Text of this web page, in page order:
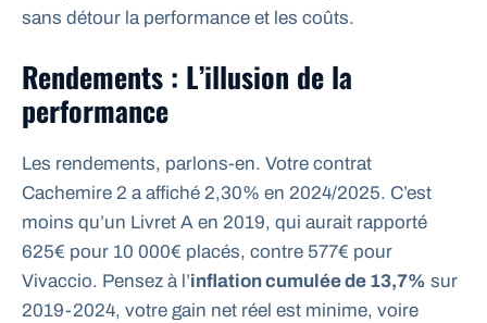
sans détour la performance et les coûts.
Rendements : L’illusion de la
performance
Les rendements, parlons-en. Votre contrat
Cachemire 2 a affiché 2,30% en 2024/2025. C’est
moins qu’un Livret A en 2019, qui aurait rapporté
625€ pour 10 000€ placés, contre 577€ pour
Vivaccio. Pensez à l’inflation cumulée de 13,7% sur
2019-2024, votre gain net réel est minime, voire